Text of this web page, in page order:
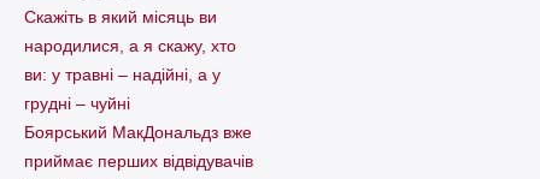
Скажіть в який місяць ви
народилися, а я скажу, хто
ви: у травні – надійні, а у
грудні – чуйні
Боярський МакДональдз вже
приймає перших відвідувачів